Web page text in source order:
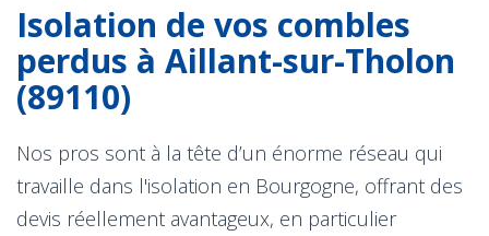
Isolation de vos combles
perdus à Aillant-sur-Tholon
(89110)
Nos pros sont à la tête d’un énorme réseau qui
travaille dans l'isolation en Bourgogne, offrant des
devis réellement avantageux, en particulier